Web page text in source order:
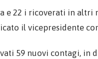
22 i ricoverati in altri
il vicepresidente
59 nuovi contagi, in